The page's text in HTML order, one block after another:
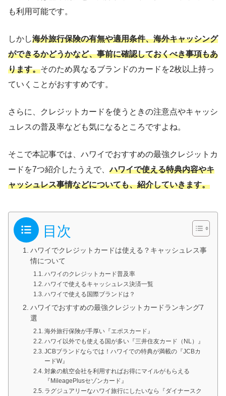
も利用可能です。
しかし海外旅行保険の有無や適用条件、海外キャッシング
ができるかどうかなど、事前に確認しておくべき事項もあ
ります。そのため異なるブランドのカードを2枚以上持っ
ていくことがおすすめです。
さらに、クレジットカードを使うときの注意点やキャッシ
ュレスの普及率なども気になるところですよね。
そこで本記事では、ハワイでおすすめの最強クレジットカ
ードを7つ紹介したうえで、ハワイで使える特典内容やキ
ャッシュレス事情などについても、紹介していきます。
目次
ハワイでクレジットカードは使える？キャッシュレス事
情について
ハワイのクレジットカード普及率
ハワイで使えるキャッシュレス決済一覧
ハワイで使える国際ブランドは？
ハワイでおすすめの最強クレジットカードランキング7
選
海外旅行保険が手厚い『エポスカード』
ハワイ以外でも使える国が多い『三井住友カード（NL）』
JCBブランドならでは！ハワイでの特典が満載の『JCBカ
ードW』
対象の航空会社を利用すればお得にマイルがもらえる
『MileagePlusセゾンカード』
ラグジュアリーなハワイ旅行にしたいなら『ダイナースク